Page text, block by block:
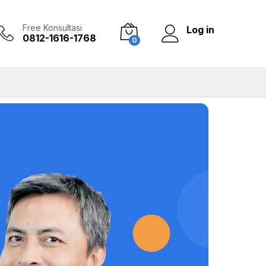
Free Konsultasi
0812-1616-1768 0
Log in